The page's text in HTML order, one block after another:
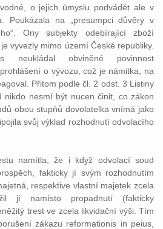
o jejich úmyslu podvádět ale v
Poukázala na „presumpci důvěry v
Ony subjekty odebírající zboží
vyvezly mimo území České republiky.
neukládal obviněné povinnost
o vývozu, což je námitka, na
Přitom podle čl. 2 odst. 3 Listiny
nikdo nesmí být nucen činit, co zákon
obou stupňů dovolatelka vnímá jako
svůj výklad rozhodnutí odvolacího
namítla, že i když odvolací soud
fakticky jí svým rozhodnutím
respektive vlastní majetek zcela
jí namísto propadnutí (fakticky
trest ve zcela likvidační výši. Tím
zákazu reformationis in peius,